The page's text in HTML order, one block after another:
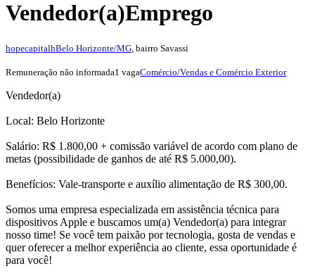
Vendedor(a)Emprego
hopecapitalhBelo Horizonte/MG , bairro Savassi
Remuneração não informada1 vagaComércio/Vendas e Comércio Exterior
Vendedor(a)
Local: Belo Horizonte
Salário: R$ 1.800,00 + comissão variável de acordo com plano de
metas (possibilidade de ganhos de até R$ 5.000,00).
Benefícios: Vale-transporte e auxílio alimentação de R$ 300,00.
Somos uma empresa especializada em assistência técnica para
dispositivos Apple e buscamos um(a) Vendedor(a) para integrar
nosso time! Se você tem paixão por tecnologia, gosta de vendas e
quer oferecer a melhor experiência ao cliente, essa oportunidade é
para você!